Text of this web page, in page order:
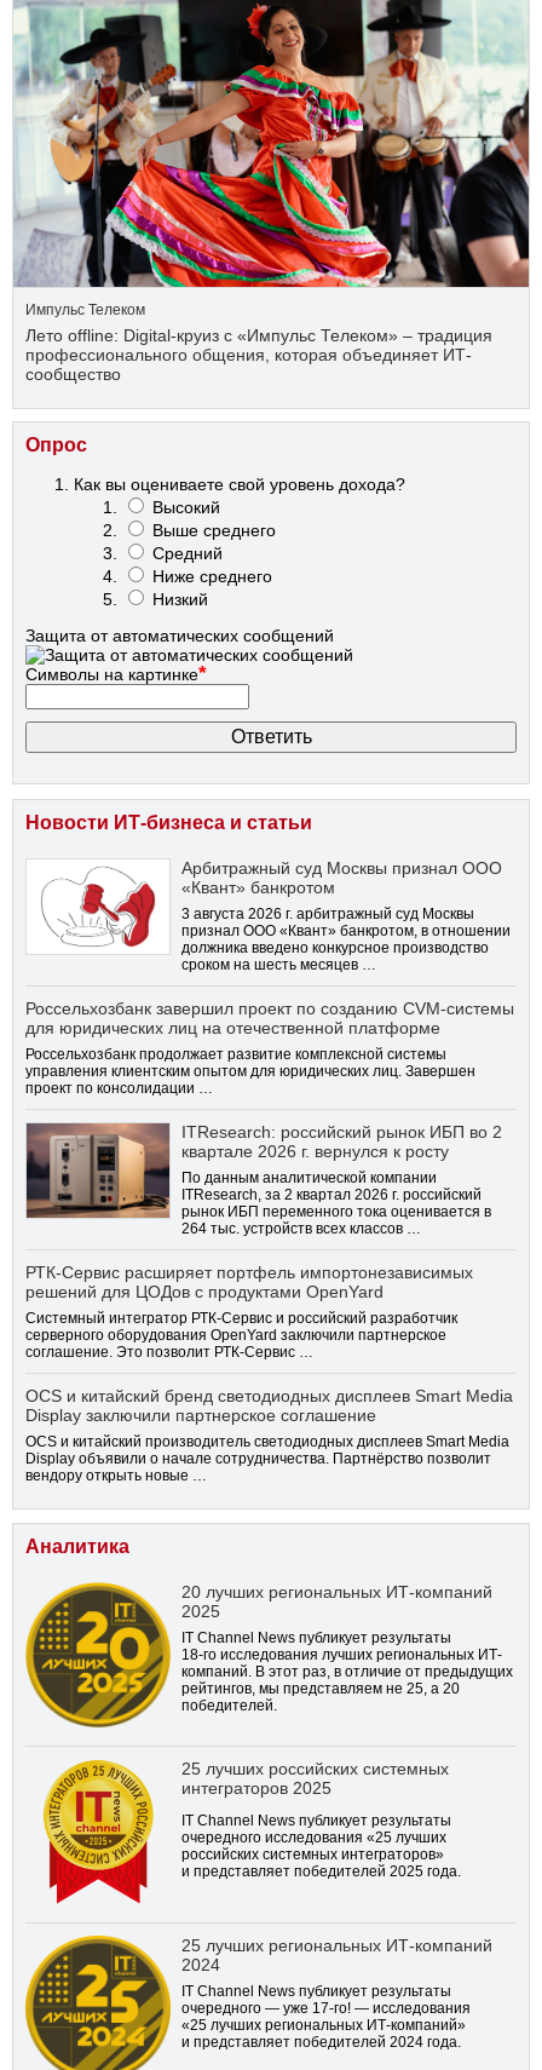
Импульс Телеком
Лето offline: Digital-круиз с «Импульс Телеком» – традиция
профессионального общения, которая объединяет ИТ-
сообщество
Опрос
Как вы оцениваете свой уровень дохода?
Высокий
Выше среднего
Средний
Ниже среднего
Низкий
Защита от автоматических сообщений
Символы на картинке*
Новости ИТ-бизнеса и статьи
Арбитражный суд Москвы признал ООО
«Квант» банкротом
3 августа 2026 г. арбитражный суд Москвы
признал ООО «Квант» банкротом, в отношении
должника введено конкурсное производство
сроком на шесть месяцев …
Россельхозбанк завершил проект по созданию CVM-системы
для юридических лиц на отечественной платформе
Россельхозбанк продолжает развитие комплексной системы
управления клиентским опытом для юридических лиц. Завершен
проект по консолидации …
ITResearch: российский рынок ИБП во 2
квартале 2026 г. вернулся к росту
По данным аналитической компании
ITResearch, за 2 квартал 2026 г. российский
рынок ИБП переменного тока оценивается в
264 тыс. устройств всех классов …
РТК-Сервис расширяет портфель импортонезависимых
решений для ЦОДов с продуктами OpenYard
Системный интегратор РТК-Сервис и российский разработчик
серверного оборудования OpenYard заключили партнерское
соглашение. Это позволит РТК-Сервис …
OCS и китайский бренд светодиодных дисплеев Smart Media
Display заключили партнерское соглашение
OCS и китайский производитель светодиодных дисплеев Smart Media
Display объявили о начале сотрудничества. Партнёрство позволит
вендору открыть новые …
Аналитика
20 лучших региональных ИТ-компаний
2025
IT Channel News публикует результаты
18-го исследования лучших региональных ИТ-
компаний. В этот раз, в отличие от предыдущих
рейтингов, мы представляем не 25, а 20
победителей.
25 лучших российских системных
интеграторов 2025
IT Channel News публикует результаты
очередного исследования «25 лучших
российских системных интеграторов»
и представляет победителей 2025 года.
25 лучших региональных ИТ-компаний
2024
IT Channel News публикует результаты
очередного — уже 17-го! — исследования
«25 лучших региональных ИТ-компаний»
и представляет победителей 2024 года.